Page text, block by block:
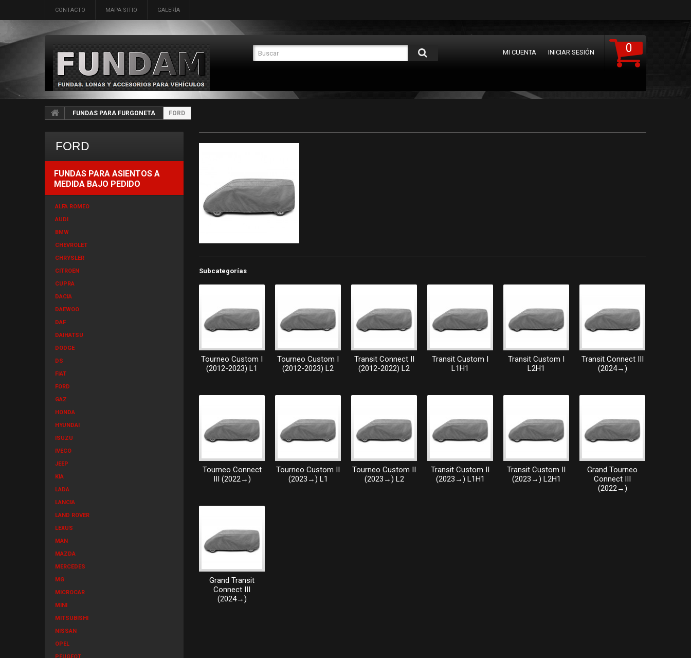
CONTACTO MAPA SITIO GALERÍA
0
MI CUENTA INICIAR SESIÓN
FUNDAS PARA FURGONETA FORD
FORD
FUNDAS PARA ASIENTOS A
MEDIDA BAJO PEDIDO
ALFA ROMEO
AUDI
BMW
CHEVROLET
CHRYSLER
CITROEN
CUPRA
DACIA
DAEWOO
DAF
DAIHATSU
DODGE
DS
FIAT
FORD
GAZ
HONDA
HYUNDAI
ISUZU
IVECO
JEEP
KIA
LADA
LANCIA
LAND ROVER
LEXUS
MAN
MAZDA
MERCEDES
MG
MICROCAR
MINI
MITSUBISHI
NISSAN
OPEL
Subcategorías
Tourneo Custom I
(2012-2023) L1
Tourneo Custom I
(2012-2023) L2
Transit Connect II
(2012-2022) L2
Transit Custom I
L1H1
Transit Custom I
L2H1
Transit Connect III
(2024→)
Tourneo Connect
III (2022→)
Tourneo Custom II
(2023→) L1
Tourneo Custom II
(2023→) L2
Transit Custom II
(2023→) L1H1
Transit Custom II
(2023→) L2H1
Grand Tourneo
Connect III
(2022→)
Grand Transit
Connect III
(2024→)